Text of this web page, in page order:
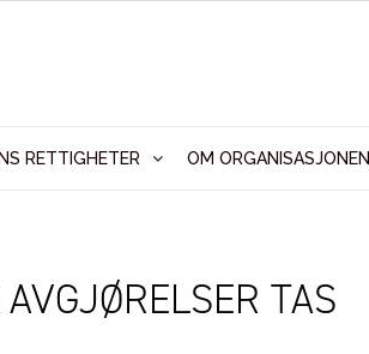
RETTIGHETER OM ORGANISASJONEN
TAS